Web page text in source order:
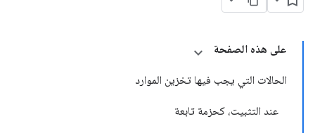
على هذه الصفحة
الحالات التي يجب فيها تخزين الموارد
عند التثبيت، كحزمة تابعة